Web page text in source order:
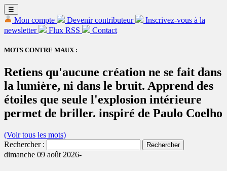
☰
Mon compte Devenir contributeur
Inscrivez-vous à la
newsletter
Flux RSS Contact
MOTS CONTRE MAUX :
Retiens qu'aucune création ne se fait dans
la lumière, ni dans le bruit. Apprend des
étoiles que seule l'explosion intérieure
permet de briller. inspiré de Paulo Coelho
(Voir tous les mots)
Rechercher :
dimanche 09 août 2026-